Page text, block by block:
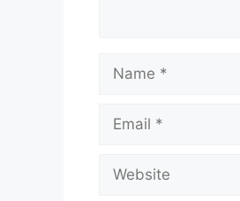
Name
Email
Website